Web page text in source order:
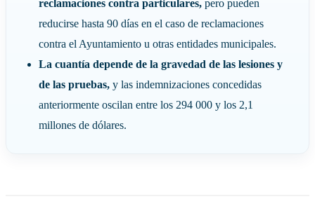
reclamaciones contra particulares, pero pueden
reducirse hasta 90 días en el caso de reclamaciones
contra el Ayuntamiento u otras entidades municipales.
La cuantía depende de la gravedad de las lesiones y
de las pruebas, y las indemnizaciones concedidas
anteriormente oscilan entre los 294 000 y los 2,1
millones de dólares.